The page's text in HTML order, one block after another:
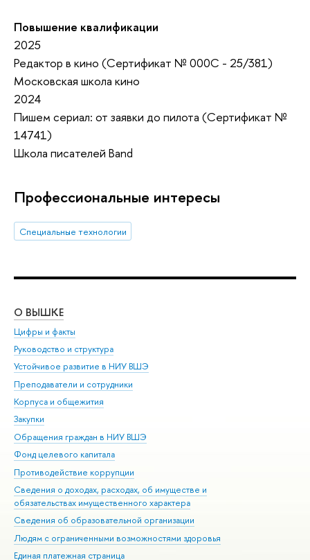
Повышение квалификации
2025
Редактор в кино (Сертификат № 000C - 25/381)
Московская школа кино
2024
Пишем сериал: от заявки до пилота (Сертификат №
14741)
Школа писателей Band
Профессиональные интересы
Специальные технологии
О ВЫШКЕ
Цифры и факты
Руководство и структура
Устойчивое развитие в НИУ ВШЭ
Преподаватели и сотрудники
Корпуса и общежития
Закупки
Обращения граждан в НИУ ВШЭ
Фонд целевого капитала
Противодействие коррупции
Сведения о доходах, расходах, об имуществе и
обязательствах имущественного характера
Сведения об образовательной организации
Людям с ограниченными возможностями здоровья
Единая платежная страница